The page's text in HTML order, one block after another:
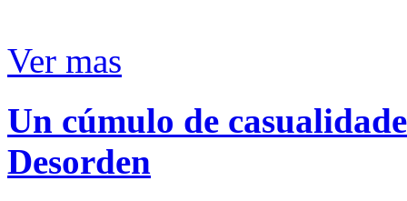
Ver mas
Un cúmulo de
Desorden